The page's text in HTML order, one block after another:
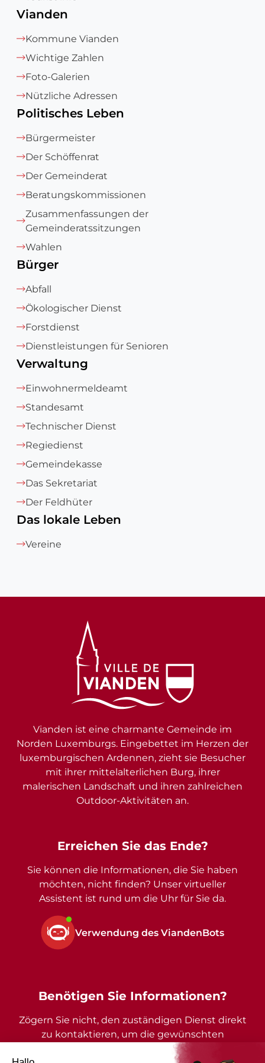
Vianden
Kommune Vianden
Wichtige Zahlen
Foto-Galerien
Nützliche Adressen
Politisches Leben
Bürgermeister
Der Schöffenrat
Der Gemeinderat
Beratungskommissionen
Zusammenfassungen der
Gemeinderatssitzungen
Wahlen
Bürger
Abfall
Ökologischer Dienst
Forstdienst
Dienstleistungen für Senioren
Verwaltung
Einwohnermeldeamt
Standesamt
Technischer Dienst
Regiedienst
Gemeindekasse
Das Sekretariat
Der Feldhüter
Das lokale Leben
Vereine
Erreichen Sie das Ende?
Sie können die Informationen, die Sie haben
möchten, nicht finden? Unser virtueller
Assistent ist rund um die Uhr für Sie da.
Verwendung des ViandenBots
Vianden ist eine charmante Gemeinde im
Norden Luxemburgs. Eingebettet im Herzen der
luxemburgischen Ardennen, zieht sie Besucher
mit ihrer mittelalterlichen Burg, ihrer
malerischen Landschaft und ihren zahlreichen
Outdoor-Aktivitäten an.
Benötigen Sie Informationen?
Zögern Sie nicht, den zuständigen Dienst direkt
zu kontaktieren, um die gewünschten
Auskünfte zu erhalten.